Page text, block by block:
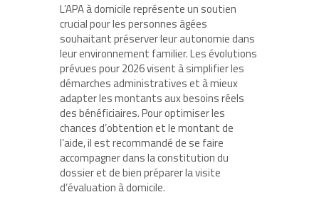
L’APA à domicile représente un soutien
crucial pour les personnes âgées
souhaitant préserver leur autonomie dans
leur environnement familier. Les évolutions
prévues pour 2026 visent à simplifier les
démarches administratives et à mieux
adapter les montants aux besoins réels
des bénéficiaires. Pour optimiser les
chances d’obtention et le montant de
l’aide, il est recommandé de se faire
accompagner dans la constitution du
dossier et de bien préparer la visite
d’évaluation à domicile.